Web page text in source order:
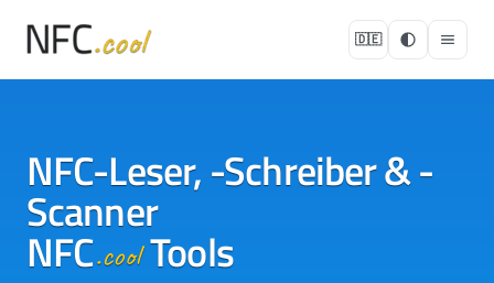
🇩🇪
NFC-Leser, -Schreiber & -
Scanner
NFC.coolTools